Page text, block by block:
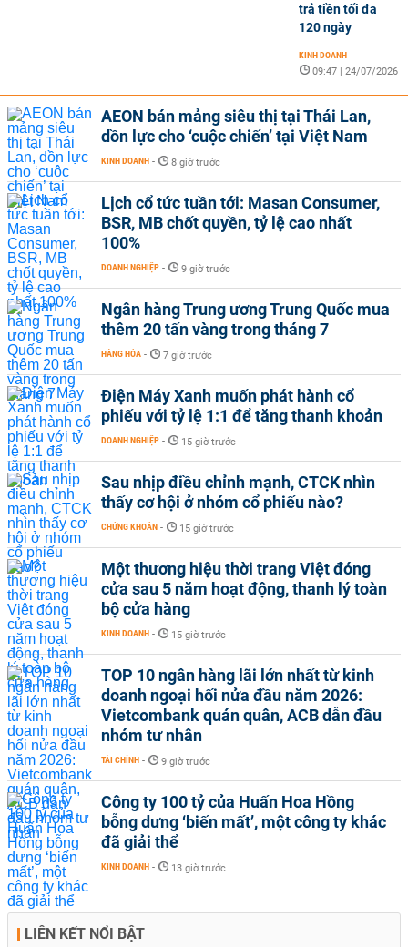
trả tiền tối đa
120 ngày
KINH DOANH -
09:47 | 24/07/2026
AEON bán mảng siêu thị tại Thái Lan,
dồn lực cho ‘cuộc chiến’ tại Việt Nam
KINH DOANH - 8 giờ trước
Lịch cổ tức tuần tới: Masan Consumer,
BSR, MB chốt quyền, tỷ lệ cao nhất
100%
DOANH NGHIỆP - 9 giờ trước
Ngân hàng Trung ương Trung Quốc mua
thêm 20 tấn vàng trong tháng 7
HÀNG HÓA - 7 giờ trước
Điện Máy Xanh muốn phát hành cổ
phiếu với tỷ lệ 1:1 để tăng thanh khoản
DOANH NGHIỆP - 15 giờ trước
Sau nhịp điều chỉnh mạnh, CTCK nhìn
thấy cơ hội ở nhóm cổ phiếu nào?
CHỨNG KHOÁN - 15 giờ trước
Một thương hiệu thời trang Việt đóng
cửa sau 5 năm hoạt động, thanh lý toàn
bộ cửa hàng
KINH DOANH - 15 giờ trước
TOP 10 ngân hàng lãi lớn nhất từ kinh
doanh ngoại hối nửa đầu năm 2026:
Vietcombank quán quân, ACB dẫn đầu
nhóm tư nhân
TÀI CHÍNH - 9 giờ trước
Công ty 100 tỷ của Huấn Hoa Hồng
bỗng dưng ‘biến mất’, một công ty khác
đã giải thể
KINH DOANH - 13 giờ trước
LIÊN KẾT NỔI BẬT